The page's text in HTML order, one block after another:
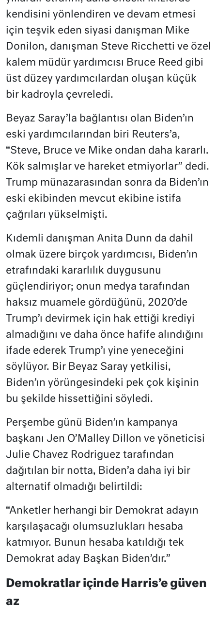
kendisini yönlendiren ve devam etmesi
için teşvik eden siyasi danışman Mike
Donilon, danışman Steve Ricchetti ve özel
kalem müdür yardımcısı Bruce Reed gibi
üst düzey yardımcılardan oluşan küçük
bir kadroyla çevreledi.
Beyaz Saray’la bağlantısı olan Biden’ın
eski yardımcılarından biri Reuters’a,
“Steve, Bruce ve Mike ondan daha kararlı.
Kök salmışlar ve hareket etmiyorlar” dedi.
Trump münazarasından sonra da Biden’ın
eski ekibinden mevcut ekibine istifa
çağrıları yükselmişti.
Kıdemli danışman Anita Dunn da dahil
olmak üzere birçok yardımcısı, Biden’ın
etrafındaki kararlılık duygusunu
güçlendiriyor; onun medya tarafından
haksız muamele gördüğünü, 2020’de
Trump’ı devirmek için hak ettiği krediyi
almadığını ve daha önce hafife alındığını
ifade ederek Trump’ı yine yeneceğini
söylüyor. Bir Beyaz Saray yetkilisi,
Biden’ın yörüngesindeki pek çok kişinin
bu şekilde hissettiğini söyledi.
Perşembe günü Biden’ın kampanya
başkanı Jen O’Malley Dillon ve yöneticisi
Julie Chavez Rodriguez tarafından
dağıtılan bir notta, Biden’a daha iyi bir
alternatif olmadığı belirtildi:
“Anketler herhangi bir Demokrat adayın
karşılaşacağı olumsuzlukları hesaba
katmıyor. Bunun hesaba katıldığı tek
Demokrat aday Başkan Biden’dır.”
Demokratlar içinde Harris’e güven
az